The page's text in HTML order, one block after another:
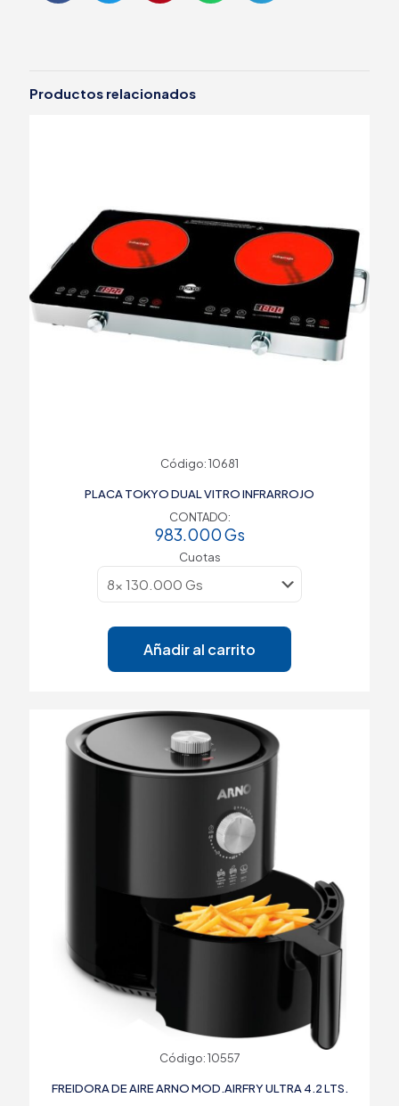
Productos relacionados
Código: 10681
PLACA TOKYO DUAL VITRO INFRARROJO
CONTADO:
983.000Gs
Cuotas
Añadir al carrito
Código: 10557
FREIDORA DE AIRE ARNO MOD.AIRFRY ULTRA 4.2 LTS.